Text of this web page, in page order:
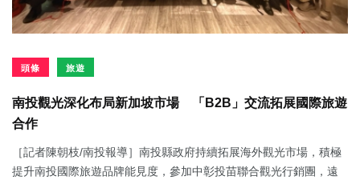
頭條 旅遊
南投觀光深化布局新加坡市場 「B2B」交流拓展國際旅遊
合作
［記者陳朝枝/南投報導］南投縣政府持續拓展海外觀光市場，積極
提升南投國際旅遊品牌能見度，參加中彰投苗聯合觀光行銷團，遠